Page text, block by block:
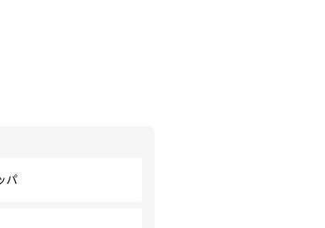
パ